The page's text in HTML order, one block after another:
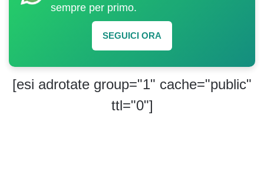
sempre per primo.
SEGUICI ORA
[esi adrotate group="1" cache="public"
ttl="0"]